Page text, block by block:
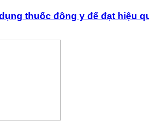
thuốc đông y để đạt hiệu